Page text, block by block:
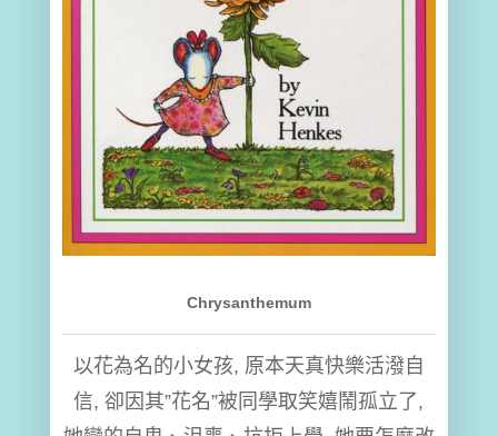
Chrysanthemum
以花為名的小女孩, 原本天真快樂活潑自
信, 卻因其”花名”被同學取笑嬉鬧孤立了,